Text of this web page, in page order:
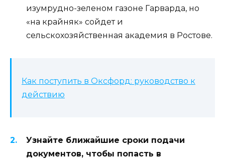
изумрудно-зеленом газоне Гарварда, но
«на крайняк» сойдет и
сельскохозяйственная академия в Ростове.
Как поступить в Оксфорд: руководство к
действию
Узнайте ближайшие сроки подачи
документов, чтобы попасть в